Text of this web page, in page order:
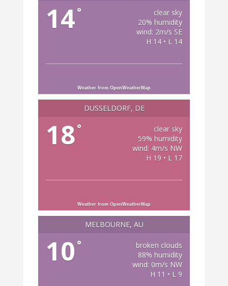
14°
clear sky
20% humidity
wind: 2m/s SE
H 14 • L 14
Weather from OpenWeatherMap
DÜSSELDORF, DE
18°
clear sky
59% humidity
wind: 4m/s NW
H 19 • L 17
Weather from OpenWeatherMap
MELBOURNE, AU
10 °
broken clouds
88% humidity
wind: 0m/s NW
H 11 • L 9